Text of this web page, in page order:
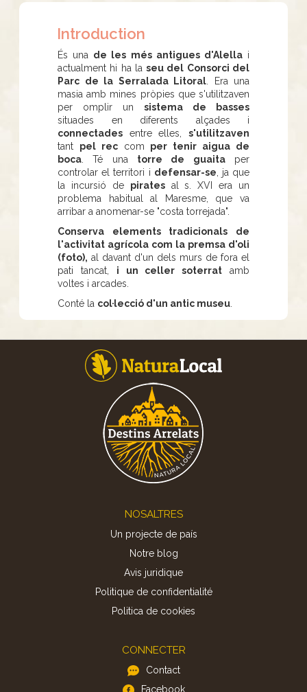
Introduction
És una de les més antigues d'Alellai
actualment hi ha laseu del Consorci del
Parc de la Serralada Litoral . Era una
masia amb mines pròpies que s'utilitzaven
per omplir un sistema de basses
situades en diferents alçades i
connectades entre elles, s'utilitzaven
tant pel reccom per tenir aigua de
boca . Té una torre de guaitaper
controlar el territori i defensar-se , ja que
la incursió de piratesal s. XVI era un
problema habitual al Maresme, que va
arribar a anomenar-se "costa torrejada".
Conserva elements tradicionals de
l'activitat agrícola com la premsa d'oli
(foto), al davant d'un dels murs de fora el
pati tancat, i un celler soterrat amb
voltes i arcades.
Conté la col·lecció d'un antic museu
NOSALTRES
Un projecte de país
Notre blog
Avis juridique
Politique de confidentialité
Politica de cookies
CONNECTER
Contact
Facebook